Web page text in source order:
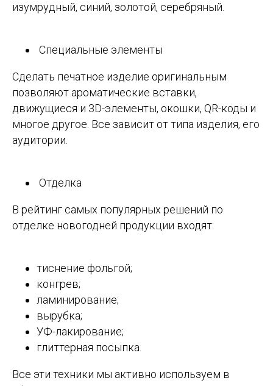
изумрудный, синий, золотой, серебряный.
Специальные элементы
Сделать печатное изделие оригинальным
позволяют ароматические вставки,
движущиеся и 3D-элементы, окошки, QR-коды и
многое другое. Все зависит от типа изделия, его
аудитории.
Отделка
В рейтинг самых популярных решений по
отделке новогодней продукции входят:
тиснение фольгой;
конгрев;
ламинирование;
вырубка;
УФ-лакирование;
глиттерная посыпка.
Все эти техники мы активно используем в